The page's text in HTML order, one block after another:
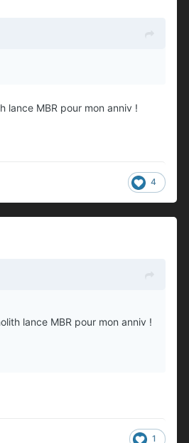
lance MBR pour mon anniv !
4
lance MBR pour mon anniv !
1